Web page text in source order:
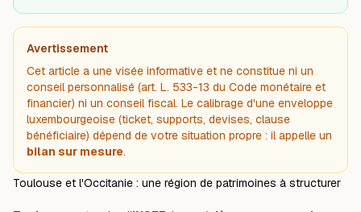
Avertissement
Cet article a une visée informative et ne constitue ni un
conseil personnalisé (art. L. 533-13 du Code monétaire et
financier) ni un conseil fiscal. Le calibrage d'une enveloppe
luxembourgeoise (ticket, supports, devises, clause
bénéficiaire) dépend de votre situation propre : il appelle un
bilan sur mesure.
Toulouse et l'Occitanie : une région de patrimoines à structurer